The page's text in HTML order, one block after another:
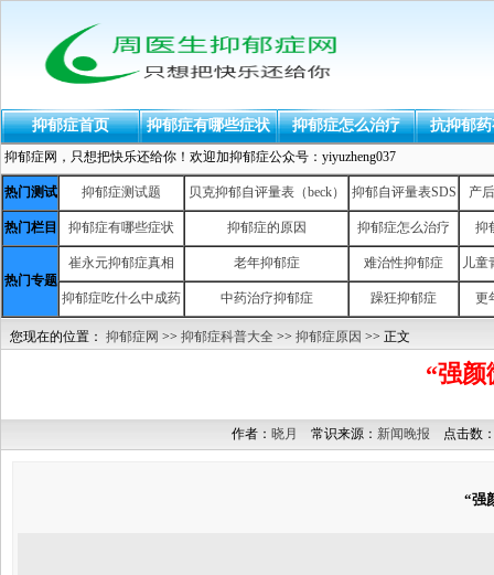
抑郁症首页 抑郁症有哪些症状 抑郁症怎么治疗 抗抑郁
抑郁症网，只想把快乐还给你！欢迎加抑郁症公众号：yiyuzheng037
热门测试 抑郁症测试题 贝克抑郁自评量表（beck） 抑郁自评量表SDS 产
热门栏目 抑郁症有哪些症状 抑郁症的原因 抑郁症怎么治疗 抑
热门专题
崔永元抑郁症真相 老年抑郁症 难治性抑郁症 儿童
抑郁症吃什么中成药 中药治疗抑郁症 躁狂抑郁症 更
您现在的位置： 抑郁症网 >> 抑郁症科普大全 >> 抑郁症原因 >> 正文
“强颜
作者： 晓月 常识来源： 新闻晚报 点击数
“强